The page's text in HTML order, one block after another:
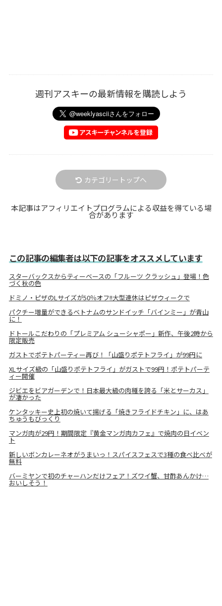
週刊アスキーの最新情報を購読しよう
カテゴリートップへ
本記事はアフィリエイトプログラムによる収益を得ている場
合があります
この記事の編集者は以下の記事をオススメしています
スターバックスからティーベースの「フルーツ クラッシュ」登場！色
づく秋の色
ドミノ・ピザのLサイズが50％オフ!!大型連休はピザウィークで
パクチー増量ができるベトナムのサンドイッチ「バインミー」が青山
に！
ドトールこだわりの「プレミアム シューシャポー」新作、午後2時から
限定販売
ガストでポテトパーティー再び！「山盛りポテトフライ」が99円に
XLサイズ級の「山盛りポテトフライ」がガストで99円！ポテトパーテ
ィー開催
ジビエをビアガーデンで！日本最大級の肉種を誇る「米とサーカス」
が凄かった
ケンタッキー史上初の焼いて揚げる「焼きフライドチキン」に、はあ
ちゅうもびっくり
マンガ肉が29円！期間限定『黄金マンガ肉カフェ』で焼肉の日イベン
ト
新しいボンカレーネオがうまいっ！スパイスフェスで3種の食べ比べが
無料
バーミヤンで初のチャーハンだけフェア！ズワイ蟹、甘酢あんかけ…
おいしそう！